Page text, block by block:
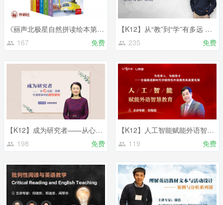
《丽声北极星自然拼读绘本第一级》示范课
167
免费
【K12】从“教”到“学”有多远 —— 教育心理学视角下的外语教学
235
免费
【K12】成为研究者——从心出发，探索外语教学中的质性研究
198
免费
【K12】人工智能赋能外语智慧教育
119
免费